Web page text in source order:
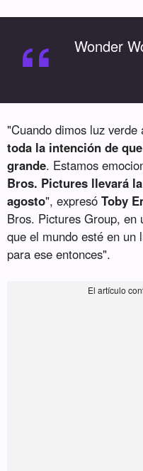
“ Wonder
"Cuando dimos luz verde
toda la intención de
grande. Estamos
Bros. Pictures llevará
agosto", expresóToby
Bros. Pictures Group, en
que el mundo esté en un
para ese entonces".